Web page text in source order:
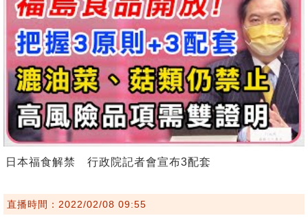
日本福食解禁 行政院記者會宣布3配套
直播時間：2022/02/08 09:55